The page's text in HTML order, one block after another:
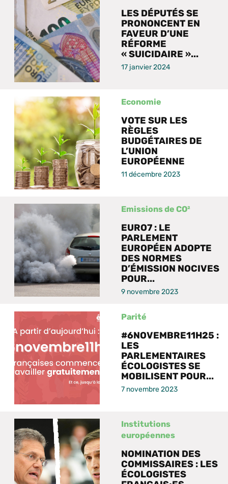
LES DÉPUTÉS SE
PRONONCENT EN
FAVEUR D’UNE
RÉFORME
« SUICIDAIRE »...
17 janvier 2024
Economie
VOTE SUR LES
RÈGLES
BUDGÉTAIRES DE
L’UNION
EUROPÉENNE
11 décembre 2023
Emissions de CO²
EURO7 : LE
PARLEMENT
EUROPÉEN ADOPTE
DES NORMES
D’ÉMISSION NOCIVES
POUR...
9 novembre 2023
Parité
#6NOVEMBRE11H25 :
LES
PARLEMENTAIRES
ÉCOLOGISTES SE
MOBILISENT POUR...
7 novembre 2023
Institutions
européennes
NOMINATION DES
COMMISSAIRES : LES
ÉCOLOGISTES